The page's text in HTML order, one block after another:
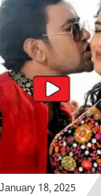
January 18, 2025